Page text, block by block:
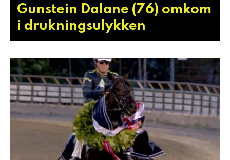
Gunstein Dalane (76) omkom
i drukningsulykken